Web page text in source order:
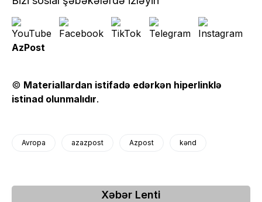
AzPost
© Materiallardan istifadə edərkən hiperlinklə
istinad olunmalıdır.
Avropa azazpost Azpost kənd
Xəbər Lenti